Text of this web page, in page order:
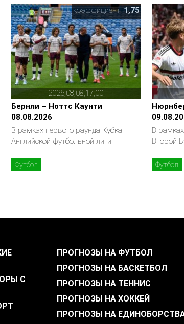
2026,08,08,17,00
коэффициент:1,75
Бернли – Ноттс Каунти
08.08.2026
В рамках первого раунда Кубка
Английской футбольной лиги
Футбол
В
Второй
Футбол
С
ПРОГНОЗЫ НА ФУТБОЛ
ПРОГНОЗЫ НА БАСКЕТБОЛ
ПРОГНОЗЫ НА ТЕННИС
ПРОГНОЗЫ НА ХОККЕЙ
ПРОГНОЗЫ НА